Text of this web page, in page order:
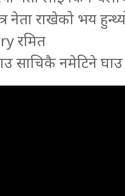
नेता राखेको भय
रमित
साचिकै नमेटिने